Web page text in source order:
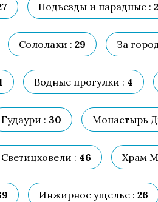
Подъезды и парадные :
Сололаки : 29 За
Водные прогулки : 4
Гудаури : 30 Монастырь
: 46 Храм
Инжирное ущелье : 26